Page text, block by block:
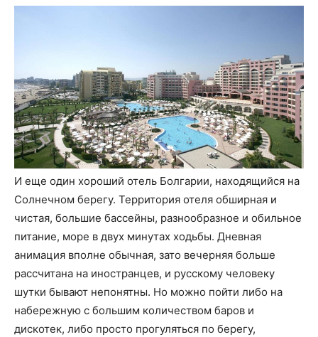
И еще один хороший отель Болгарии, находящийся на
Солнечном берегу. Территория отеля обширная и
чистая, большие бассейны, разнообразное и обильное
питание, море в двух минутах ходьбы. Дневная
анимация вполне обычная, зато вечерняя больше
рассчитана на иностранцев, и русскому человеку
шутки бывают непонятны. Но можно пойти либо на
набережную с большим количеством баров и
дискотек, либо просто прогуляться по берегу,